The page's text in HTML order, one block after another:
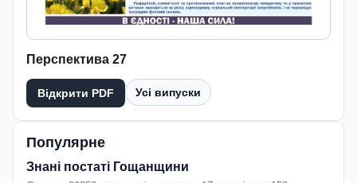
Перспектива 27
Відкрити PDF Усі випуски
Популярне
Знані постаті Гощанщини